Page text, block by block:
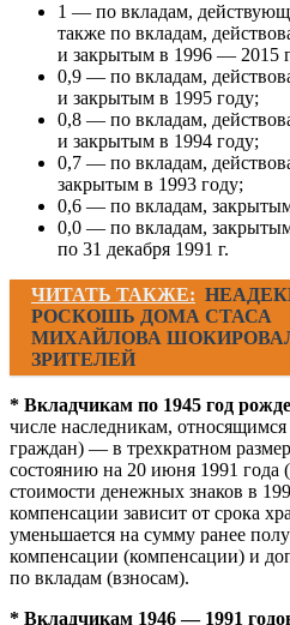
1 — по вкладам,
также по вкладам,
и закрытым в 1996 — 2015
0,9 — по вкладам,
и закрытым в 1995 году;
0,8 — по вкладам,
и закрытым в 1994 году;
0,7 — по вкладам,
закрытым в 1993 году;
0,6 — по вкладам,
0,0 — по вкладам,
по 31 декабря 1991 г.
ЧИТАТЬ ТАКЖЕ:
РОСКОШЬ ДОМА СТАСА
МИХАЙЛОВА
ЗРИТЕЛЕЙ
* Вкладчикам по 1945 год
числе наследникам, относящимся
граждан) — в трехкратном
состоянию на 20 июня 1991 года
стоимости денежных знаков в
компенсации зависит от срока
уменьшается на сумму ранее
компенсации (компенсации) и
по вкладам (взносам).
* Вкладчикам 1946 — 1991